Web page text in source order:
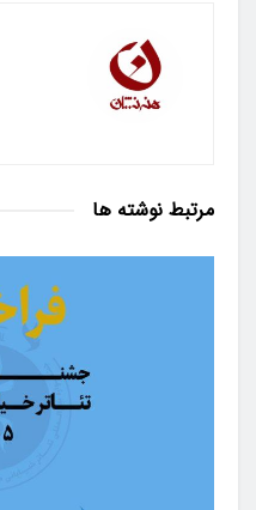
مرتبط نوشته ها